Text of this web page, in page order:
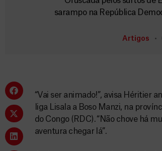
sarampo na República
Artigos
“Vai ser animado!”, avisa Héritier
liga Lisala a Boso Manzi, na
do Congo (RDC). “Não chove há
aventura chegar lá”.